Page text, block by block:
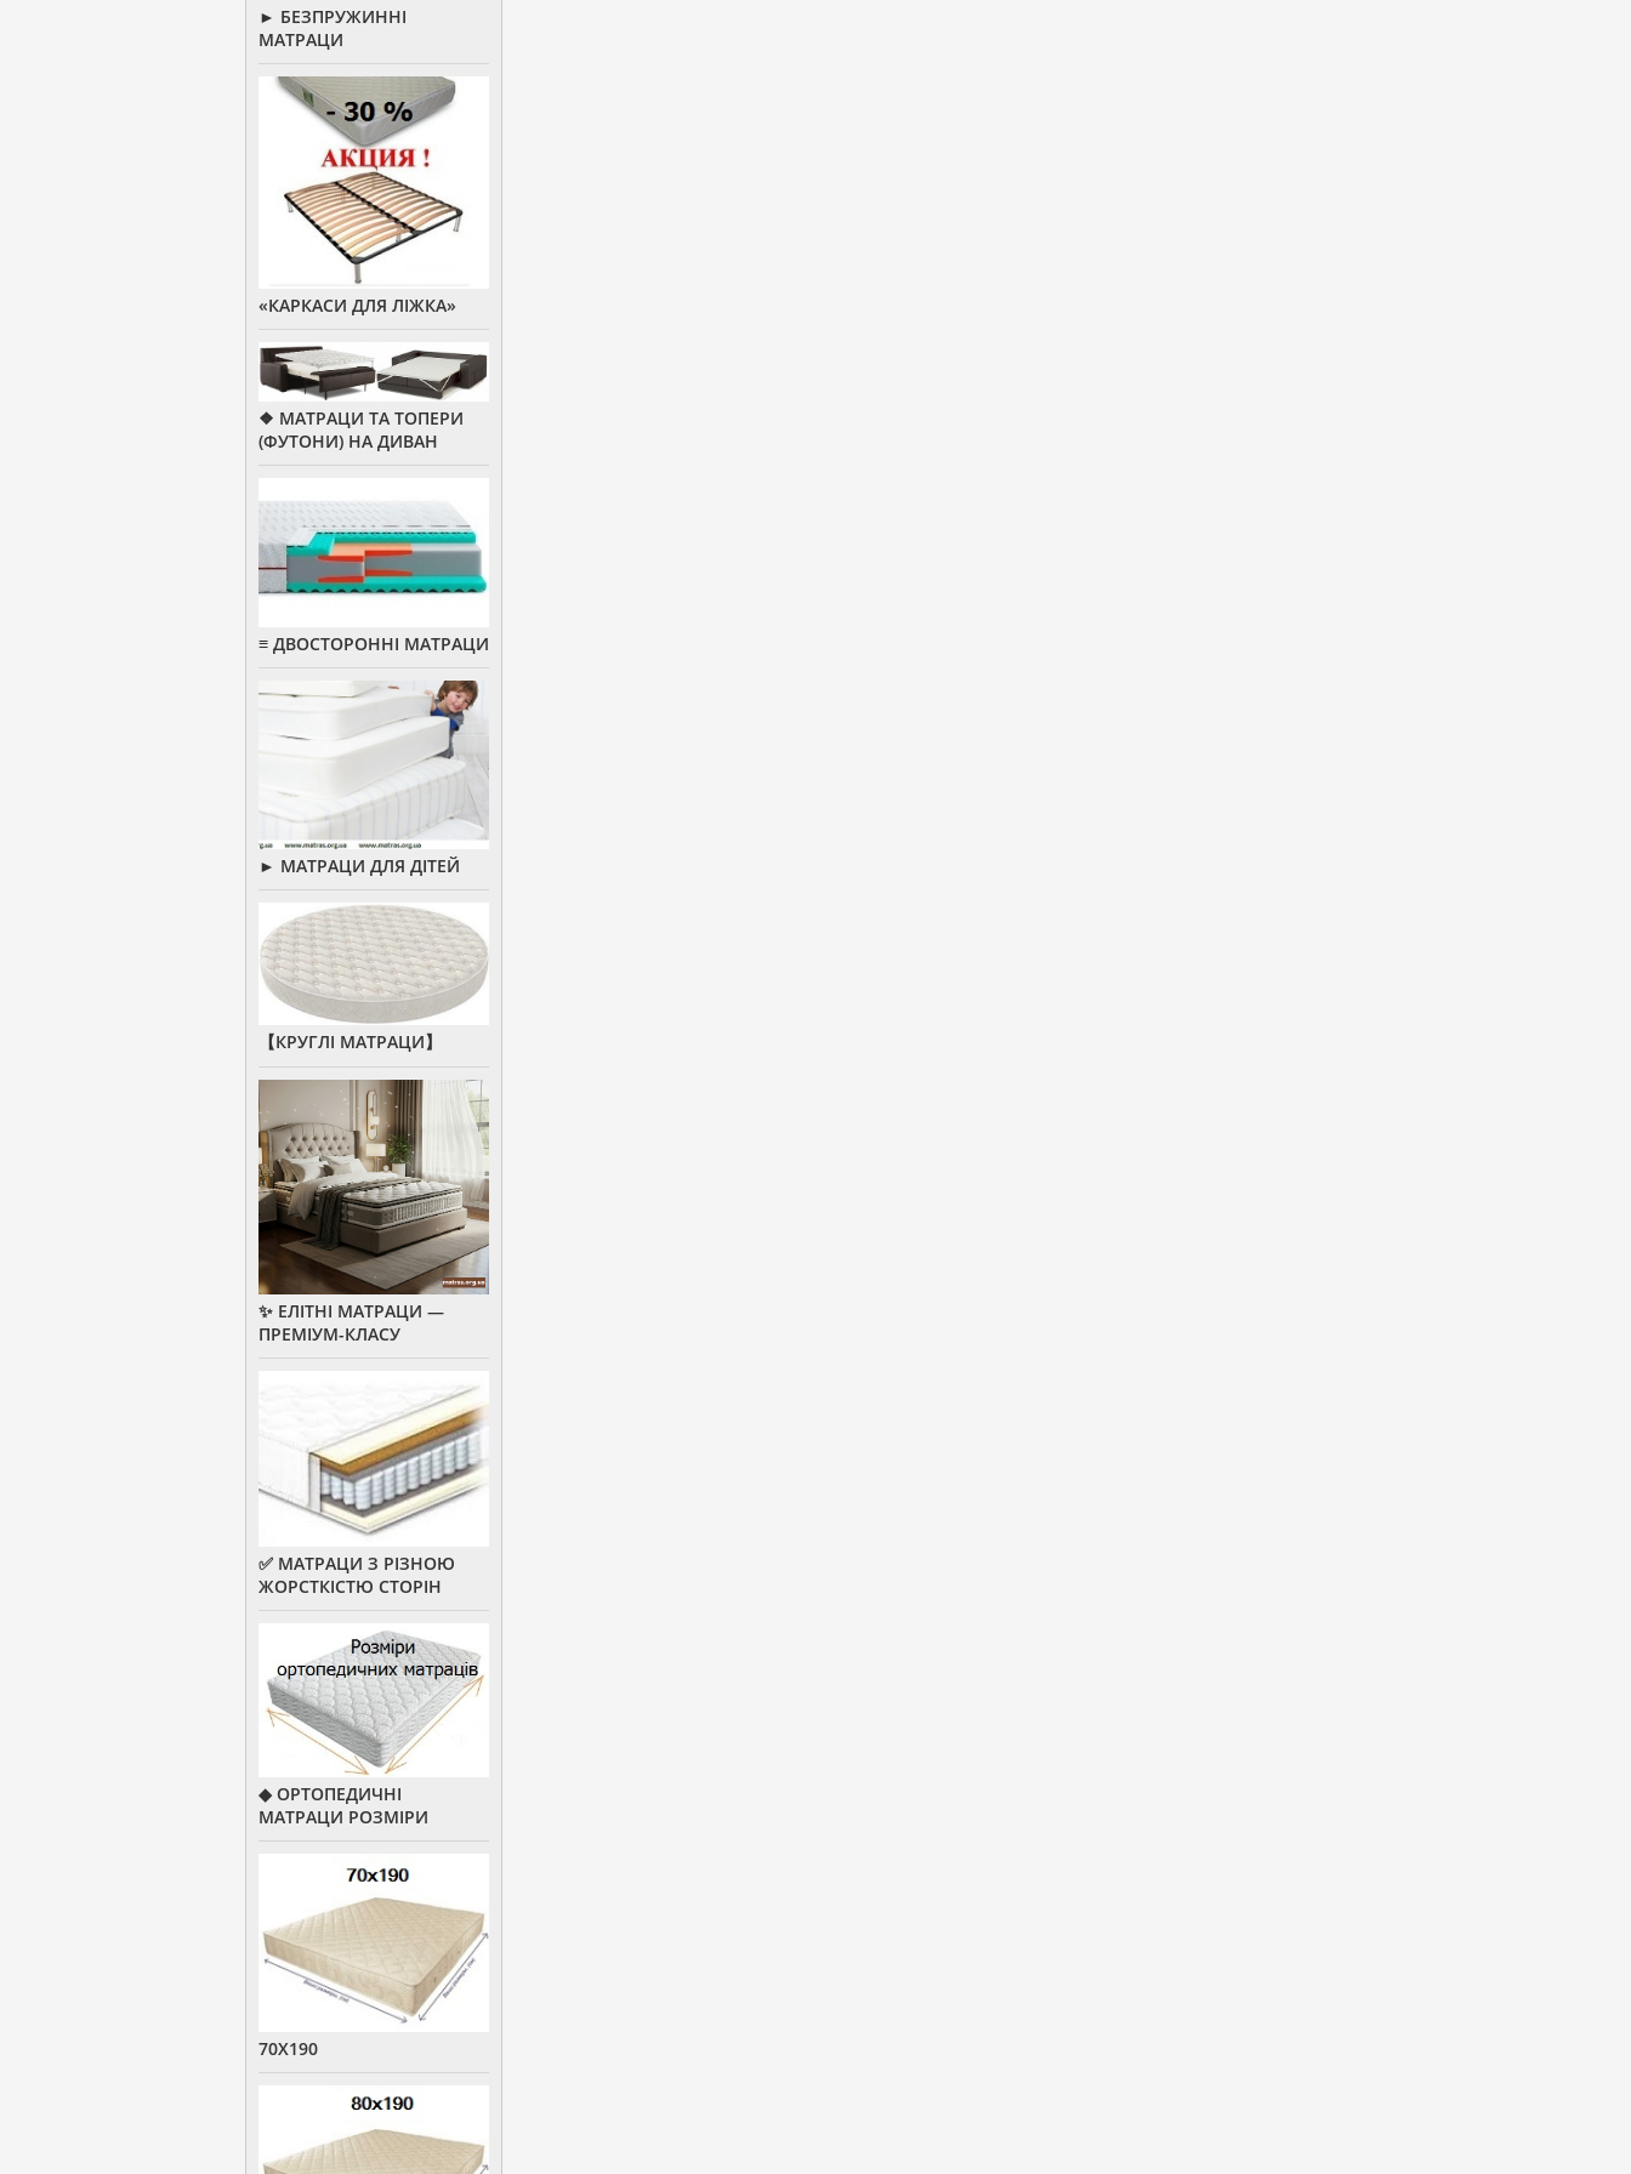
► БЕЗПРУЖИННІ
МАТРАЦИ
«КАРКАСИ ДЛЯ ЛІЖКА»
❖ МАТРАЦИ ТА ТОПЕРИ
(ФУТОНИ) НА ДИВАН
≡ ДВОСТОРОННІ МАТРАЦИ
► МАТРАЦИ ДЛЯ ДІТЕЙ
【КРУГЛІ МАТРАЦИ】
✨ ЕЛІТНІ МАТРАЦИ —
ПРЕМІУМ-КЛАСУ
✅ МАТРАЦИ З РІЗНОЮ
ЖОРСТКІСТЮ СТОРІН
◆ ОРТОПЕДИЧНІ
МАТРАЦИ РОЗМІРИ
70Х190